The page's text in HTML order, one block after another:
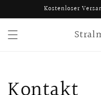
Inhalt
Kostenloser